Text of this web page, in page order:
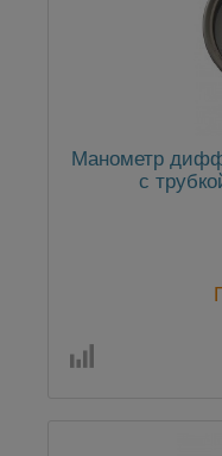
Манометр
с